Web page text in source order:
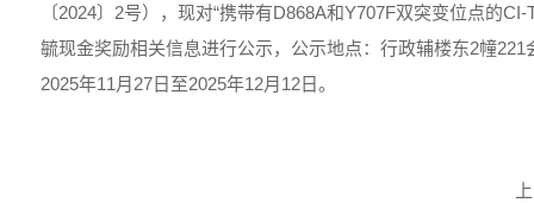
〔2024〕2号），现对“携带有D868A和Y707F双突变位点的
毓现金奖励相关信息进行公示，公示地点：行政辅楼东2幢
2025年11月27日至2025年12月12日。